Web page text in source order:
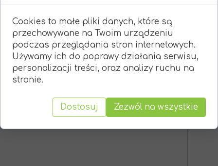
zbiórki: Białe Ogrody
Zabierzcie ze sobą:
- 2 bilety MPK (strefa A) lub kartę
miejską
- 10zł
- ubranie adekwatne do pogody
- odrobinę dobrego humoru
Cookies to małe pliki danych, które są
przechowywane na Twoim urządzeniu
podczas przeglądania stron internetowych.
Używamy ich do poprawy działania serwisu,
personalizacji treści, oraz analizy ruchu na
stronie.
Dostosuj Zezwól na wszystkie